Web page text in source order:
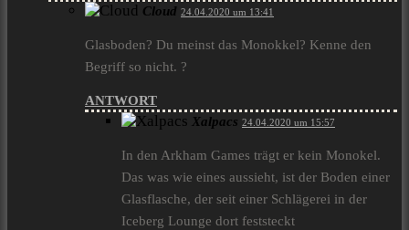
Cloud 24.04.2020 um 13:41
Glasboden? Du meinst das Monokkel? Kenne den
Begriff so nicht. ?
ANTWORT
Xalpacs 24.04.2020 um 15:57
In den Arkham Games trägt er kein Monokel.
Das was wie eines aussieht, ist der Boden einer
Glasflasche, der seit einer Schlägerei in der
Iceberg Lounge dort feststeckt